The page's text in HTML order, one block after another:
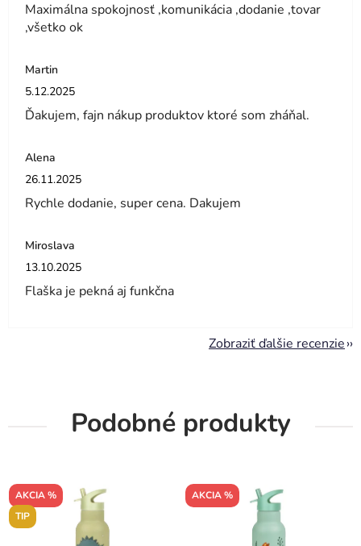
Maximálna spokojnosť ,komunikácia ,dodanie ,tovar
,všetko ok
Martin
Hodnotenie obchodu je 5 z 5 hviezdičiek.
5.12.2025
Ďakujem, fajn nákup produktov ktoré som zháňal.
Alena
Hodnotenie obchodu je 5 z 5 hviezdičiek.
26.11.2025
Rychle dodanie, super cena. Dakujem
Miroslava
Hodnotenie obchodu je 5 z 5 hviezdičiek.
13.10.2025
Flaška je pekná aj funkčna
Zobraziť ďalšie recenzie
Podobné produkty
AKCIA %
TIP
AKCIA %